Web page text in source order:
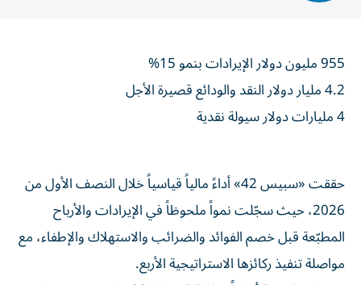
4.2 مليار دولار النقد والودائع قصيرة الأجل
4 مليارات دولار سيولة نقدية
حققت «سبيس 42» أداءً مالياً قياسياً خلال النصف الأول من
2026، حيث سجّلت نمواً ملحوظاً في الإيرادات والأرباح
المطبّعة قبل خصم الفوائد والضرائب والاستهلاك والإطفاء، مع
مواصلة تنفيذ ركائزها الاستراتيجية الأربع.